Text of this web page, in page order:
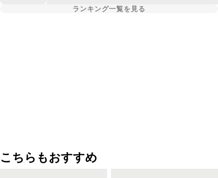
ランキング一覧を見る
こちらもおすすめ